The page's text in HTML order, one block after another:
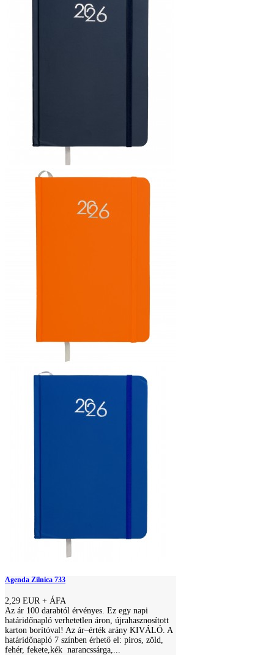
Agenda Zilnica 733
2,29 EUR + ÁFA
Az ár 100 darabtól érvényes. Ez egy napi
határidőnapló verhetetlen áron, újrahasznosított
karton borítóval! Az ár–érték arány KIVÁLÓ. A
határidőnapló 7 színben érhető el: piros, zöld,
fehér, fekete,kék narancssárga,...